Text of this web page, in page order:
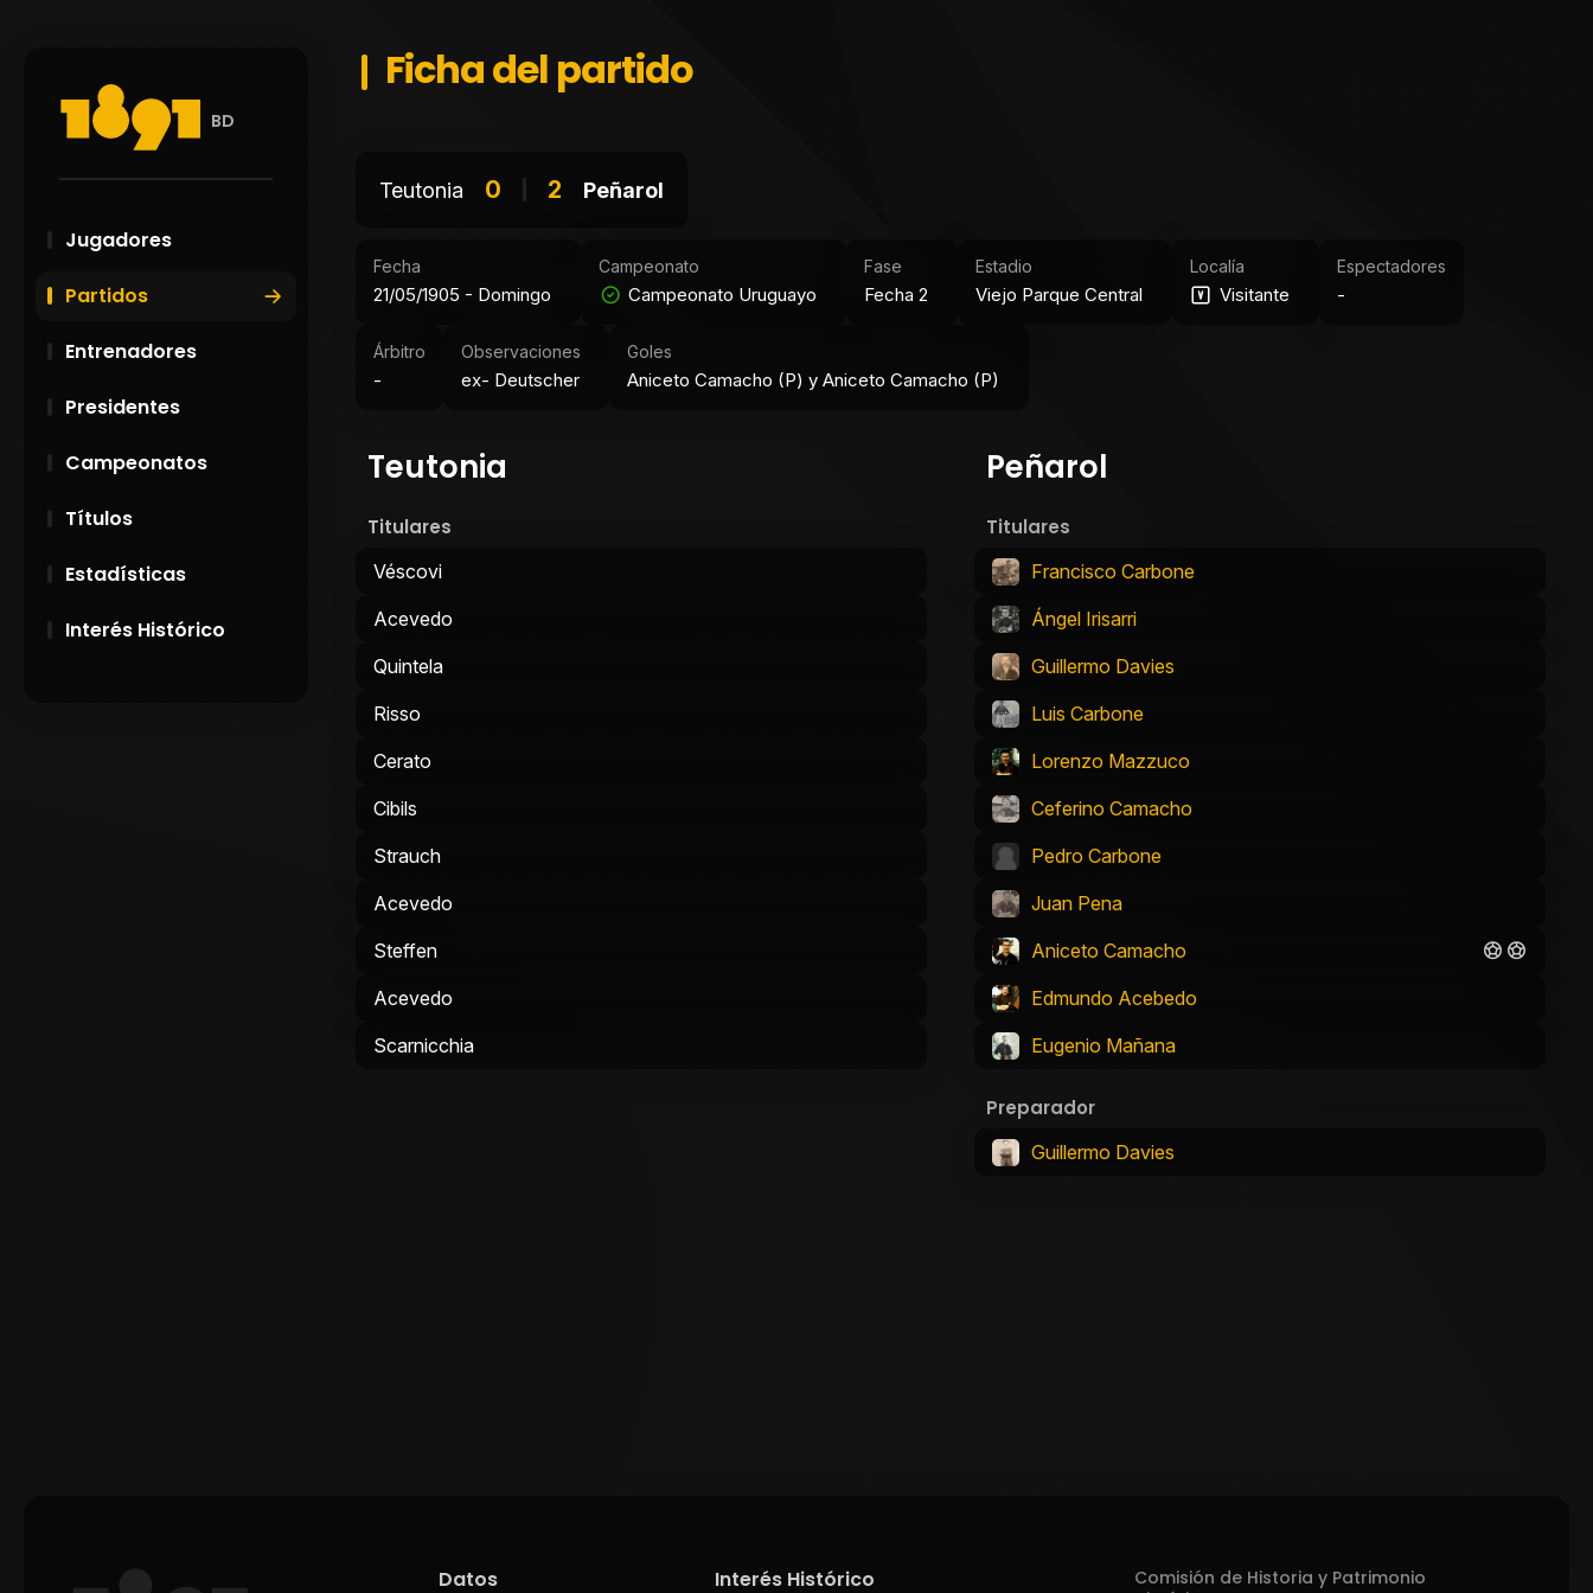
BD
Jugadores
Partidos
Entrenadores
Presidentes
Campeonatos
Títulos
Estadísticas
Interés Histórico
Ficha del partido
Teutonia 0 2 Peñarol
Fecha
21/05/1905 - Domingo
Campeonato
Campeonato Uruguayo
Fase
Fecha 2
Estadio
Viejo Parque Central
Localía
Visitante
Espectadores
-
Árbitro
-
Observaciones
ex- Deutscher
Goles
Aniceto Camacho (P) y Aniceto Camacho (P)
Peñarol
Titulares
Francisco Carbone
Ángel Irisarri
Guillermo Davies
Luis Carbone
Lorenzo Mazzuco
Ceferino Camacho
Pedro Carbone
Juan Pena
Aniceto Camacho
Edmundo Acebedo
Eugenio Mañana
Preparador
Guillermo Davies
Teutonia
Titulares
Véscovi
Acevedo
Quintela
Risso
Cerato
Cibils
Strauch
Acevedo
Steffen
Acevedo
Scarnicchia
Datos
Interés Histórico
Comisión de Historia y Patrimonio